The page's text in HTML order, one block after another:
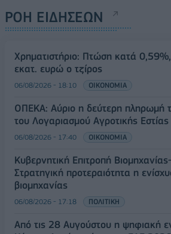
ΡΟΗ ΕΙΔΗΣΕΩΝ
Χρηματιστήριο: Πτώση κατά
εκατ. ευρώ ο τζίρος
06/08/2026 - 18:10 ΟΙΚΟΝΟΜΙΑ
ΟΠΕΚΑ: Αύριο η δεύτερη πληρωμή
του Λογαριασμού Αγροτικής Εστίας
06/08/2026 - 17:40 ΟΙΚΟΝΟΜΙΑ
Κυβερνητική Επιτροπή
Στρατηγική προτεραιότητα η
βιομηχανίας
06/08/2026 - 17:18 ΠΟΛΙΤΙΚΗ
Από τις 28 Αυγούστου η ψηφιακή